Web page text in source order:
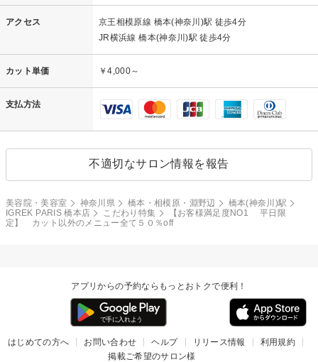
アクセス
京王相模原線 橋本(神奈川)駅 徒歩4分
JR横浜線 橋本(神奈川)駅 徒歩4分
カット単価 ￥4,000～
支払方法
不適切なサロン情報を報告
美容院・美容室 神奈川県 橋本・相模原・淵野辺
橋本(神奈川)駅
IGREK PARIS 橋本店
こだわり特集
【お客様満足度NO1 平日限
定】 カット以外のメニュー全て５０％off
アプリからの予約ならもっとおトクで便利！
はじめての方へ お問い合わせ ヘルプ リリース情報
利用規約
掲載ご希望のサロン様